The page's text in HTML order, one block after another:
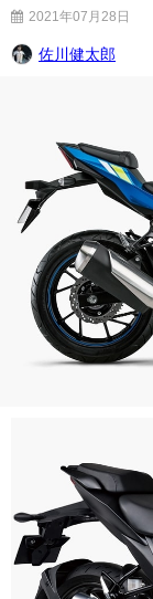
2021年07月28日
佐川健太郎